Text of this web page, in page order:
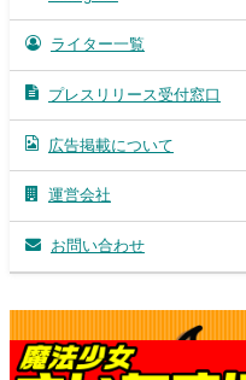
ライター一覧
プレスリリース受付窓口
広告掲載について
運営会社
お問い合わせ